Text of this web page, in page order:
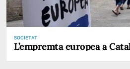
SOCIETAT
L’empremta europea a